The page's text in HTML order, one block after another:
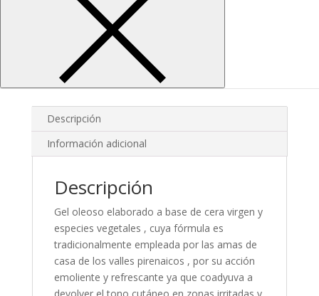
Añadir al carrito
2650 Herbolario
Descripción
Información adicional
Descripción
Gel oleoso elaborado a base de cera virgen y
especies vegetales , cuya fórmula es
tradicionalmente empleada por las amas de
casa de los valles pirenaicos , por su acción
emoliente y refrescante ya que coadyuva a